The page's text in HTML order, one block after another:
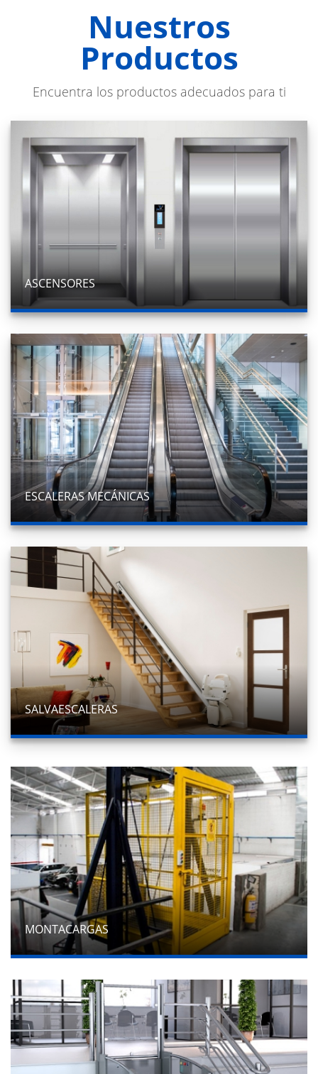
Nuestros
Productos
Encuentra los productos adecuados para ti
ASCENSORES
ESCALERAS MECÁNICAS
SALVAESCALERAS
MONTACARGAS